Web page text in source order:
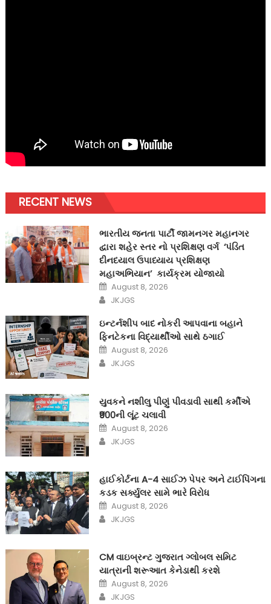
RECENT NEWS
ભારતીય જનતા પાર્ટી જામનગર મહાનગર
દ્વારા શહેર સ્તર નો પ્રશિક્ષણ વર્ગ ‘પંડિત
દીનદયાલ ઉપાધ્યાય પ્રશિક્ષણ
મહાઅભિયાન’ કાર્યક્રમ યોજાયો
Posted
on
August 8, 2026
Author
JKJGS
ઇન્ટર્નશીપ બાદ નોકરી આપવાના બહાને
ફિનટેકના વિદ્યાર્થીઓ સાથે ઠગાઈ
Posted
on
August 8, 2026
Author
JKJGS
યુવકને નશીલુ પીણું પીવડાવી સાથી કર્મીએ
₹900ની લૂંટ ચલાવી
Posted
on
August 8, 2026
Author
JKJGS
હાઈકોર્ટના A-4 સાઈઝ પેપર અને ટાઈપિંગના
કડક સર્ક્યુલર સામે ભારે વિરોધ
Posted
on
August 8, 2026
Author
JKJGS
CM વાઇબ્રન્ટ ગુજરાત ગ્લોબલ સમિટ
યાત્રાની શરૂઆત કેનેડાથી કરશે
Posted
on
August 8, 2026
Author
JKJGS